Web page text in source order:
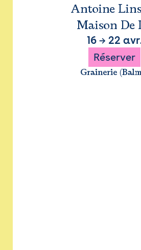
Antoine
Maison De
16→ 22
Réserver
Grainerie